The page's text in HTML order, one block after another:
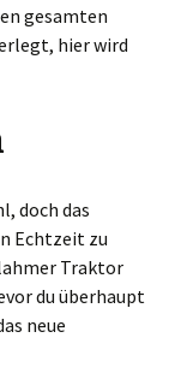
gesamten
hier wird
doch das
Echtzeit zu
Traktor
du überhaupt
neue